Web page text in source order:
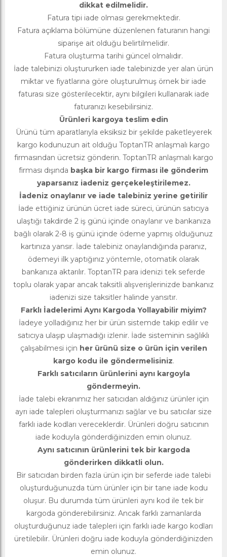
dikkat edilmelidir.
Fatura tipi iade olması gerekmektedir.
Fatura açıklama bölümüne düzenlenen faturanın hangi
siparişe ait olduğu belirtilmelidir.
Fatura oluşturma tarihi güncel olmalıdır.
İade talebinizi oluştururken iade talebinizde yer alan ürün
miktar ve fiyatlarına göre oluşturulmuş örnek bir iade
faturası size gösterilecektir, aynı bilgileri kullanarak iade
faturanızı kesebilirsiniz.
Ürünleri kargoya teslim edin
Ürünü tüm aparatlarıyla eksiksiz bir şekilde paketleyerek
kargo kodunuzun ait olduğu ToptanTR anlaşmalı kargo
firmasından ücretsiz gönderin. ToptanTR anlaşmalı kargo
firması dışında başka bir kargo firması ile gönderim
yaparsanız iadeniz gerçekeleştirilemez.
İadeniz onaylanır ve iade talebiniz yerine getirilir
İade ettiğiniz ürünün ücret iade süreci, ürünün satıcıya
ulaştığı takdirde 2 iş günü içinde onaylanır ve bankanıza
bağlı olarak 2-8 iş günü içinde ödeme yapmış olduğunuz
kartınıza yansır. İade talebiniz onaylandığında paranız,
ödemeyi ilk yaptığınız yöntemle, otomatik olarak
bankanıza aktarılır. ToptanTR para idenizi tek seferde
toplu olarak yapar ancak taksitli alışverişlerinizde bankanız
iadenizi size taksitler halinde yansıtır.
Farklı İadelerimi Aynı Kargoda Yollayabilir miyim?
İadeye yolladığınız her bir ürün sistemde takip edilir ve
satıcıya ulaşıp ulaşmadığı izlenir. İade sisteminin sağlıklı
çalışabilmesi için her ürünü size o ürün için verilen
kargo kodu ile göndermelisiniz.
Farklı satıcıların ürünlerini aynı kargoyla
göndermeyin.
İade talebi ekranımız her satıcıdan aldığınız ürünler için
ayrı iade talepleri oluşturmanızı sağlar ve bu satıcılar size
farklı iade kodları vereceklerdir. Ürünleri doğru satıcının
iade koduyla gönderdiğinizden emin olunuz.
Aynı satıcının ürünlerini tek bir kargoda
gönderirken dikkatli olun.
Bir satıcıdan birden fazla ürün için bir seferde iade talebi
oluşturduğunuzda tüm ürünler için bir tane iade kodu
oluşur. Bu durumda tüm ürünleri aynı kod ile tek bir
kargoda gönderebilirsiniz. Ancak farklı zamanlarda
oluşturduğunuz iade talepleri için farklı iade kargo kodları
üretilebilir. Ürünleri doğru iade koduyla gönderdiğinizden
emin olunuz.